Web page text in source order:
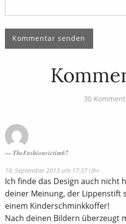
30
TheFashionvictim67
19. September 2013 um 17:37 Uhr
Ich finde das Design auch nicht
deiner Meinung, der Lippenstift
einem Kinderschminkkoffer!
Nach deinen Bildern überzeugt